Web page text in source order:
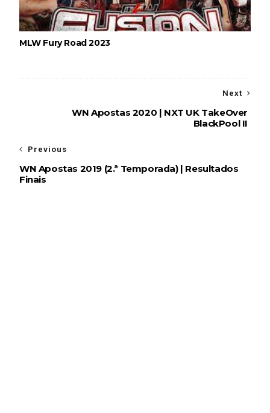
MLW Fury Road 2023
Next
WN Apostas 2020 | NXT UK TakeOver
BlackPool II
Previous
WN Apostas 2019 (2.ª Temporada) | Resultados
Finais